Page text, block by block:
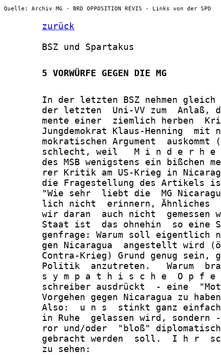
Quelle: Archiv MG - BRD OPPOSITION REVIS - Links von der SPD
zurück
       BSZ und Spartakus
       5 VORWÜRFE GEGEN DIE MG
In der letzten BSZ nehmen
der letzten  Uni-VV zum  Anlaß,
mente einer  ziemlich herben
Jungdemokrat Klaus-Henning  mit
mokratischen Argument  auskommt
schlecht, weil   M i n d e r h
des MSB wenigstens ein bißchen
rer Kritik am US-Krieg in
die Fragestellung des Artikels
"Wie sehr  liebt die  MG
lich nicht  erinnern, Ähnliches
wir daran  auch nicht  gemessen
Staat ist  das ohnehin  so eine
genfrage: Warum soll eigentlich
gen Nicaragua  angestellt wird
Contra-Krieg) Grund genug sein,
Politik  anzutreten.   Warum
s y m p a t h i s c h e  O p f
schreiber ausdrückt  - eine
Vorgehen gegen Nicaragua zu
Also:  u n s  stinkt ganz
in Ruhe  gelassen wird, sondern
ror und/oder  "bloß"
gebracht werden  soll.  I h r
       zu sehen: